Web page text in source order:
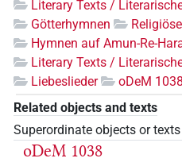
Literary Texts /
Götterhymnen
Hymnen auf Amun-Re-
Literary Texts /
Liebeslieder
oDeM 1038
Related objects and texts
Superordinate objects or texts
oDeM 1038